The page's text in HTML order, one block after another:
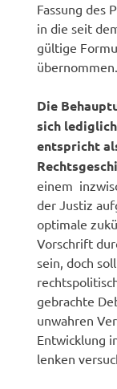
Fassung des
in die seit
gültige
übernommen.
Die
sich lediglich
entspricht
einem 
der Justiz
optimale
Vorschrift
sein, doch
gebrachte
unwahren
Entwicklung
lenken